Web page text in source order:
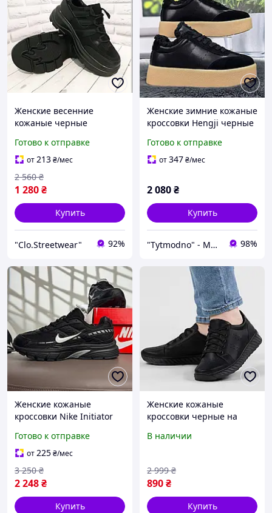
Женские весенние
кожаные черные
Готово к отправке
от213₴/мес
1 280₴
2 560 ₴
Купить
"Clo.Streetwear" 92%
Женские зимние кожаные
кроссовки Hengji черные
меху 8261
Готово к отправке
от347₴/мес
2 080₴
Купить
"Tytmodno" - Модно, не завжди дорого! 98%
Женские кожаные
кроссовки Nike Initiator
натуральной кожи для
ежедневного
использования на весне
лето Найк Инитиа
Готово к отправке
от225₴/мес
2 248₴
3 250 ₴
Купить
Женские кожаные
кроссовки черные на
В наличии
890₴
2 999 ₴
Купить